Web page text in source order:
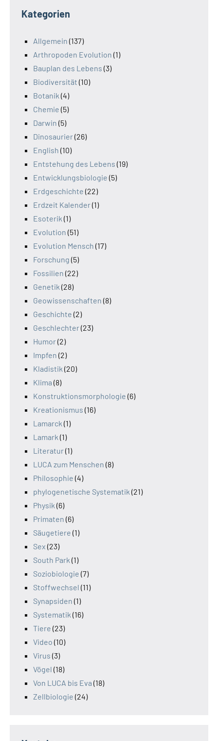
Kategorien
Allgemein (137)
Arthropoden Evolution (1)
Bauplan des Lebens (3)
Biodiversität (10)
Botanik (4)
Chemie (5)
Darwin (5)
Dinosaurier(26)
English (10)
Entstehung des Lebens (19)
Entwicklungsbiologie (5)
Erdgeschichte (22)
Erdzeit Kalender(1)
Esoterik (1)
Evolution (51)
Evolution Mensch (17)
Forschung (5)
Fossilien (22)
Genetik (28)
Geowissenschaften (8)
Geschichte (2)
Geschlechter(23)
Humor(2)
Impfen (2)
Kladistik (20)
Klima (8)
Konstruktionsmorphologie (6)
Kreationismus (16)
Lamarck (1)
Lamark (1)
Literatur(1)
LUCA zum Menschen (8)
Philosophie (4)
phylogenetische Systematik (21)
Physik (6)
Primaten (6)
Säugetiere (1)
Sex (23)
South Park (1)
Soziobiologie (7)
Stoffwechsel (11)
Synapsiden (1)
Systematik (16)
Tiere (23)
Video (10)
Virus (3)
Vögel (18)
Von LUCA bis Eva (18)
Zellbiologie (24)